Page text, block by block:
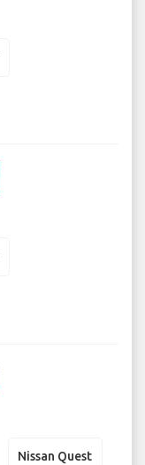
Nissan Quest